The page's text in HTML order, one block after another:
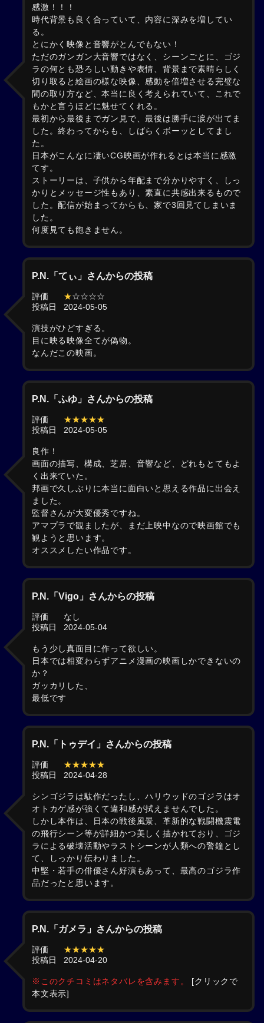
感激！！！
時代背景も良く合っていて、内容に深みを増してい
る。
とにかく映像と音響がとんでもない！
ただのガンガン大音響ではなく、シーンごとに、ゴジ
ラの何とも恐ろしい動きや表情、背景まで素晴らしく
切り取ると絵画の様な映像、感動を倍増させる完璧な
間の取り方など、本当に良く考えられていて、これで
もかと言うほどに魅せてくれる。
最初から最後までガン見で、最後は勝手に涙が出てま
した。終わってからも、しばらくボーッとしてまし
た。
日本がこんなに凄いCG映画が作れるとは本当に感激
てす。
ストーリーは、子供から年配まで分かりやすく、しっ
かりとメッセージ性もあり、素直に共感出来るもので
した。配信が始まってからも、家で3回見てしまいま
した。
何度見ても飽きません。
P.N.「てぃ」さんからの投稿
評価 ★☆☆☆☆
投稿日
2024-05-05
演技がひどすぎる。
目に映る映像全てが偽物。
なんだこの映画。
P.N.「ふゆ」さんからの投稿
評価
★★★★★
投稿日
2024-05-05
良作！
画面の描写、構成、芝居、音響など、どれもとてもよ
く出来ていた。
邦画で久しぶりに本当に面白いと思える作品に出会え
ました。
監督さんが大変優秀ですね。
アマプラで観ましたが、まだ上映中なので映画館でも
観ようと思います。
オススメしたい作品です。
P.N.「Vigo」さんからの投稿
評価
なし
投稿日
2024-05-04
もう少し真面目に作って欲しい。
日本では相変わらずアニメ漫画の映画しかできないの
か？
ガッカリした、
最低です
P.N.「トゥデイ」さんからの投稿
評価
★★★★★
投稿日
2024-04-28
シンゴジラは駄作だったし、ハリウッドのゴジラはオ
オトカゲ感が強くて違和感が拭えませんでした。
しかし本作は、日本の戦後風景、革新的な戦闘機震電
の飛行シーン等が詳細かつ美しく描かれており、ゴジ
ラによる破壊活動やラストシーンが人類への警鐘とし
て、しっかり伝わりました。
中堅・若手の俳優さん好演もあって、最高のゴジラ作
品だったと思います。
P.N.「ガメラ」さんからの投稿
評価
★★★★★
投稿日
2024-04-20
※このクチコミはネタバレを含みます。
[クリックで
本文表示]